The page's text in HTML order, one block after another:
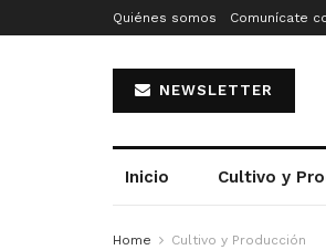
Quiénes somos Comunícate
NEWSLETTER
Inicio Cultivo y
Home Cultivo y Producción